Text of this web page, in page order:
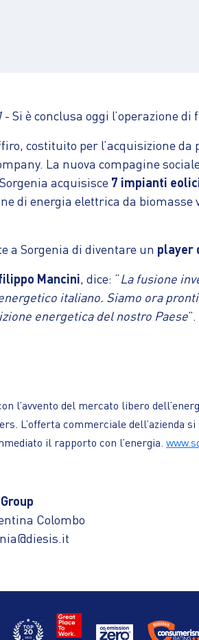
- Si è conclusa oggi l’operazione
costituito per l’acquisizione da
La nuova compagine
acquisisce 7 impianti
di energia elettrica da biomasse
a Sorgenia di diventare un player
Mancini, dice: “La fusione
italiano. Siamo ora
energetica del nostro Paese”.
l’avvento del mercato libero
L’offerta commerciale dell’azienda
il rapporto con l’energia.
Colombo